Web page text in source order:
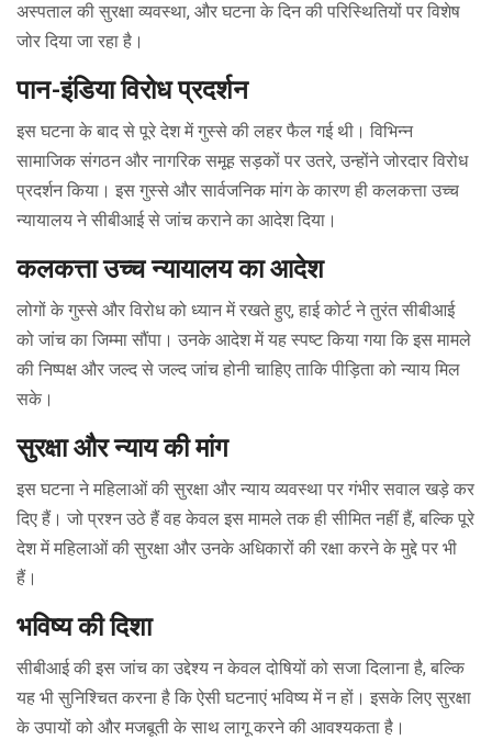
अस्पताल की सुरक्षा व्यवस्था, और घटना के दिन की परिस्थितियों पर विशेष
जोर दिया जा रहा है।
पान-इंडिया विरोध प्रदर्शन
इस घटना के बाद से पूरे देश में गुस्से की लहर फैल गई थी। विभिन्न
सामाजिक संगठन और नागरिक समूह सड़कों पर उतरे, उन्होंने जोरदार विरोध
प्रदर्शन किया। इस गुस्से और सार्वजनिक मांग के कारण ही कलकत्ता उच्च
न्यायालय ने सीबीआई से जांच कराने का आदेश दिया।
कलकत्ता उच्च न्यायालय का आदेश
लोगों के गुस्से और विरोध को ध्यान में रखते हुए, हाई कोर्ट ने तुरंत सीबीआई
को जांच का जिम्मा सौंपा। उनके आदेश में यह स्पष्ट किया गया कि इस मामले
की निष्पक्ष और जल्द से जल्द जांच होनी चाहिए ताकि पीड़िता को न्याय मिल
सके।
सुरक्षा और न्याय की मांग
इस घटना ने महिलाओं की सुरक्षा और न्याय व्यवस्था पर गंभीर सवाल खड़े कर
दिए हैं। जो प्रश्न उठे हैं वह केवल इस मामले तक ही सीमित नहीं हैं, बल्कि पूरे
देश में महिलाओं की सुरक्षा और उनके अधिकारों की रक्षा करने के मुद्दे पर भी
हैं।
भविष्य की दिशा
सीबीआई की इस जांच का उद्देश्य न केवल दोषियों को सजा दिलाना है, बल्कि
यह भी सुनिश्चित करना है कि ऐसी घटनाएं भविष्य में न हों। इसके लिए सुरक्षा
के उपायों को और मजबूती के साथ लागू करने की आवश्यकता है।